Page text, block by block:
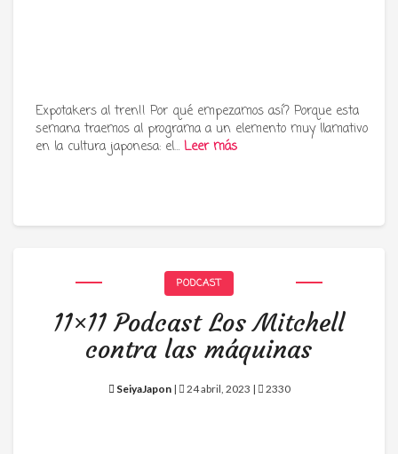
Expotakers al tren!! Por qué empezamos así? Porque esta
semana traemos al programa a un elemento muy llamativo
en la cultura japonesa: el… Leer más
PODCAST
11×11 Podcast Los Mitchell
contra las máquinas
SeiyaJapon| 24 abril, 2023 | 2330